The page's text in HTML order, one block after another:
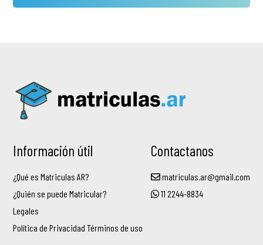
Información útil
¿Qué es Matriculas AR?
¿Quién se puede Matricular?
Legales
Política de Privacidad Términos de uso
Contactanos
matriculas.ar@gmail.com
11 2244-8834